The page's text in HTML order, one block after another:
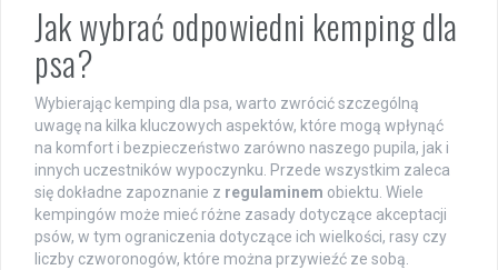
Jak wybrać odpowiedni kemping dla
psa?
Wybierając kemping dla psa, warto zwrócić szczególną
uwagę na kilka kluczowych aspektów, które mogą wpłynąć
na komfort i bezpieczeństwo zarówno naszego pupila, jak i
innych uczestników wypoczynku. Przede wszystkim zaleca
się dokładne zapoznanie z regulaminem obiektu. Wiele
kempingów może mieć różne zasady dotyczące akceptacji
psów, w tym ograniczenia dotyczące ich wielkości, rasy czy
liczby czworonogów, które można przywieźć ze sobą.